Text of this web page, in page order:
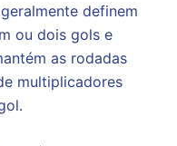
definem
ou dois gols e
as rodadas
multiplicadores